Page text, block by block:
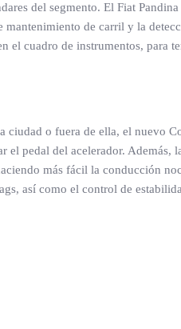
del segmento. El Fiat
de carril y la
el cuadro de instrumentos, para
ciudad o fuera de ella, el nuevo
pedal del acelerador.
más fácil la conducción
así como el control de